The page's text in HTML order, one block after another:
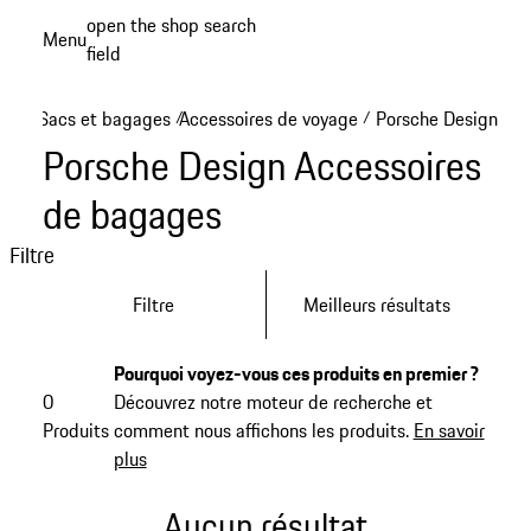
Menuopen the shop search
field
Sacs et bagages /Accessoires de voyage / Porsche Design
Porsche Design Accessoires
de bagages
Filtre
Filtre Meilleurs résultats
0
Produits
Pourquoi voyez-vous ces produits en premier ?
Découvrez notre moteur de recherche et
comment nous affichons les produits. En savoir
plus